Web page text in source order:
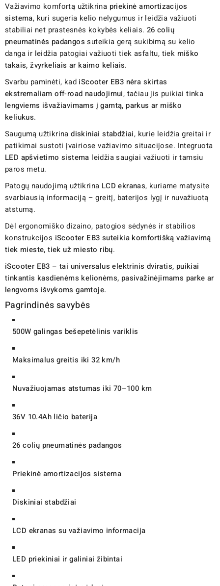
Važiavimo komfortą užtikrina priekinė amortizacijos
sistema, kuri sugeria kelio nelygumus ir leidžia važiuoti
stabiliai net prastesnės kokybės keliais. 26 colių
pneumatinės padangos suteikia gerą sukibimą su kelio
danga ir leidžia patogiai važiuoti tiek asfaltu, tiek miško
takais, žvyrkeliais ar kaimo keliais.
Svarbu paminėti, kad iScooter EB3 nėra skirtas
ekstremaliam off-road naudojimui, tačiau jis puikiai tinka
lengviems išvažiavimams į gamtą, parkus ar miško
keliukus.
Saugumą užtikrinadiskiniai stabdžiai, kurie leidžia greitai ir
patikimai sustoti įvairiose važiavimo situacijose. Integruota
LED apšvietimo sistema leidžia saugiai važiuoti ir tamsiu
paros metu.
Patogų naudojimą užtikrina LCD ekranas, kuriame matysite
svarbiausią informaciją – greitį, baterijos lygį ir nuvažiuotą
atstumą.
Dėl ergonomiško dizaino, patogios sėdynės ir stabilios
konstrukcijos iScooter EB3 suteikia komfortišką važiavimą
tiek mieste, tiek už miesto ribų.
iScooter EB3 – tai universalus elektrinis dviratis, puikiai
tinkantis kasdienėms kelionėms, pasivažinėjimams parke ar
lengvoms išvykoms gamtoje.
Pagrindinės savybės
500W galingas bešepetėlinis variklis
Maksimalus greitis iki 32 km/h
Nuvažiuojamas atstumas iki 70–100 km
36V 10.4Ah ličio baterija
26 colių pneumatinės padangos
Priekinė amortizacijos sistema
Diskiniai stabdžiai
LCD ekranas su važiavimo informacija
LED priekiniai ir galiniai žibintai